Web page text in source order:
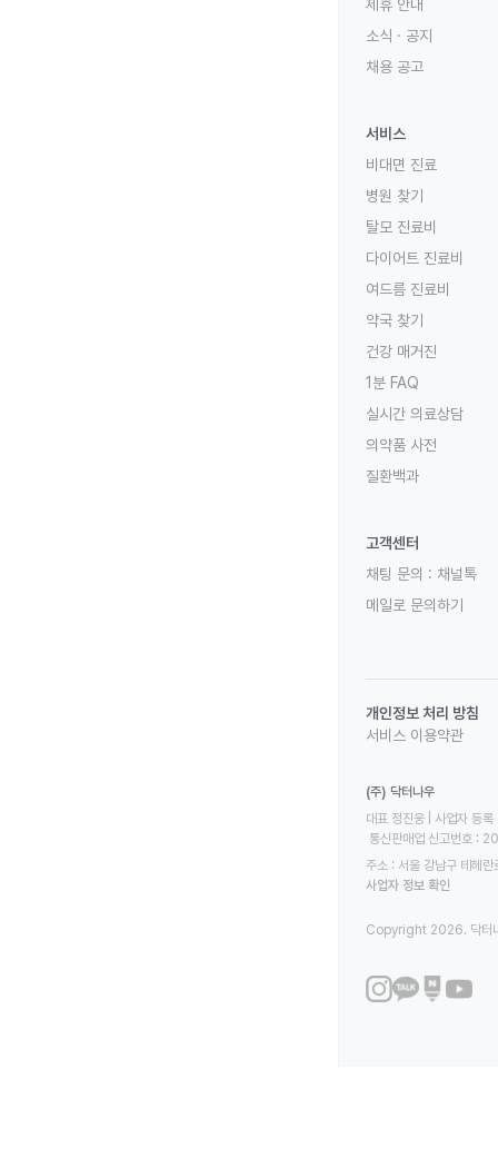
제휴 안내
소식 · 공지
채용 공고
서비스
비대면 진료
병원 찾기
탈모 진료비
다이어트 진료비
여드름 진료비
약국 찾기
건강 매거진
1분 FAQ
실시간 의료상담
의약품 사전
질환백과
고객센터
채팅 문의 : 채널톡
메일로 문의하기
개인정보 처리 방침
서비스 이용약관
(주) 닥터나우
대표 정진웅 | 사업자
통신판매업 신고번호
주소 : 서울 강남구 테헤
사업자 정보 확인
Copyright 2026. 닥터